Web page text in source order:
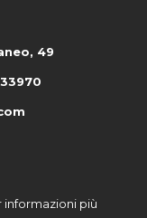
49
informazioni più